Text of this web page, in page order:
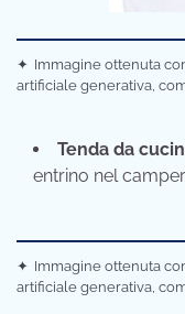
✦ Immagine ottenuta
artificiale generativa,
Tenda da
entrino nel
✦ Immagine ottenuta
artificiale generativa,